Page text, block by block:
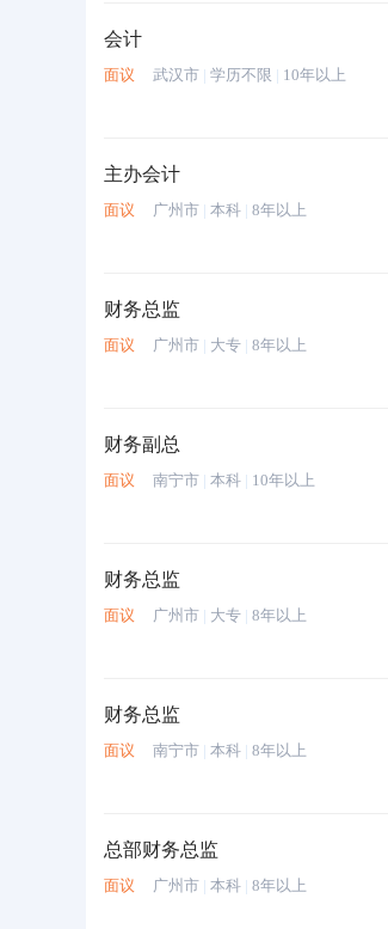
会计
面议 武汉市 | 学历不限 | 10年以上
主办会计
面议 广州市 | 本科 | 8年以上
财务总监
面议 广州市 | 大专 | 8年以上
财务副总
面议 南宁市 | 本科 | 10年以上
财务总监
面议 广州市 | 大专 | 8年以上
财务总监
面议 南宁市 | 本科 | 8年以上
总部财务总监
面议 广州市 | 本科 | 8年以上